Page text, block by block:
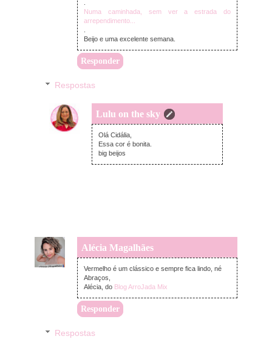
Numa caminhada, sem ver a estrada do
arrependimento...
Beijo e uma excelente semana.
Responder
Respostas
Lulu on the sky
terça-feira, novembro 29, 2022
Olá Cidália,
Essa cor é bonita.
big beijos
Alécia Magalhães
segunda-feira, novembro 28, 2022
Vermelho é um clássico e sempre fica lindo, né
Abraços,
Alécia, do Blog ArroJada Mix
Responder
Respostas